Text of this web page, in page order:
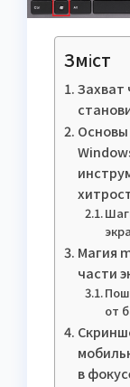
Зміст
Захват
Основы
Магия
части
от
в